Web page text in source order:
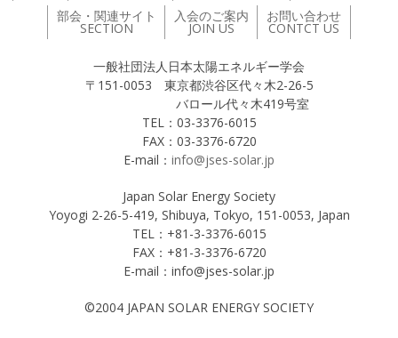
部会・関連サイト
SECTION
入会のご案内
JOIN US
お問い合わせ
CONTCT US
一般社団法人日本太陽エネルギー学会
〒151-0053 東京都渋谷区代々木2-26-5
バロール代々木419号室
TEL：03-3376-6015
FAX：03-3376-6720
E-mail： info@jses-solar.jp
Japan Solar Energy Society
Yoyogi 2-26-5-419, Shibuya, Tokyo, 151-0053, Japan
TEL：+81-3-3376-6015
FAX：+81-3-3376-6720
E-mail：info@jses-solar.jp
©2004 JAPAN SOLAR ENERGY SOCIETY